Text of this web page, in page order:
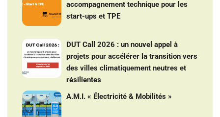
accompagnement technique pour les
start-ups et TPE
DUT Call 2026 : un nouvel appel à
projets pour accélérer la transition vers
des villes climatiquement neutres et
résilientes
A.M.I. « Électricité & Mobilités »